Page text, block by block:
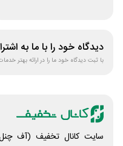
دیدگاه خود را با ما به
با ثبت دیدگاه خود ما را در ارائه بهتر
سایت کانال تخفیف (آف